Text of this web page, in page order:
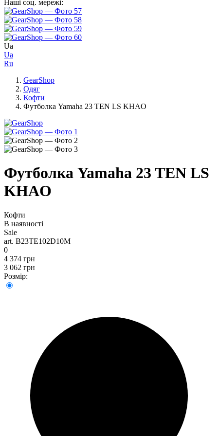
Наші соц. мережі:
Ua
Ua
Ru
GearShop
Одяг
Кофти
Футболка Yamaha 23 TEN LS KHAO
Футболка Yamaha 23 TEN LS
KHAO
Кофти
В наявності
Sale
art. B23TE102D10M
0
4 374 грн
3 062 грн
Розмір: